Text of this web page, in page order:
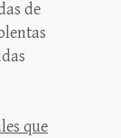
de
que